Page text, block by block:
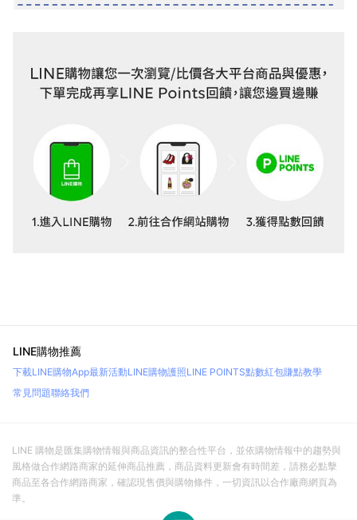
LINE購物推薦
下載LINE購物App最新活動LINE購物護照LINE POINTS點數紅包賺點教學
常見問題聯絡我們
LINE 購物是匯集購物情報與商品資訊的整合性平台，並依購物情報中的趨勢與
風格做合作網路商家的延伸商品推薦，商品資料更新會有時間差，請務必點擊
商品至各合作網路商家，確認現售價與購物條件，一切資訊以合作廠商網頁為
準。